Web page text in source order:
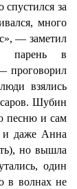
за
много
— заметил
парень в
проговорил
взялись
Шубин
песню и сам
и даже Анна
но вышла
один
в волнах не